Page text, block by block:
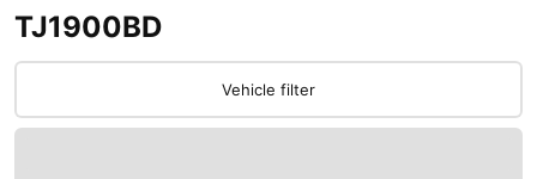
TJ1900BD
Vehicle filter